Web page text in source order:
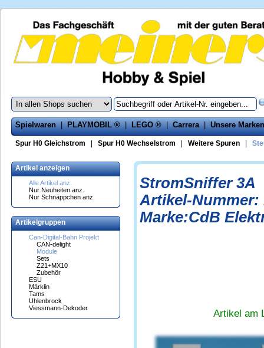
Spielwaren|PLAYMOBIL ®|LEGO ®|Carrera|Unsere Marken
Spur H0 Gleichstrom Spur H0 Wechselstrom Weitere Spuren
Artikel anzeigen
Alle Artikel anz.
Nur Neuheiten anz.
Nur Schnäppchen anz.
Artikelgruppen
Can-Digital-Bahn Projekt
CAN-delight
Module
Sets
Z21+MX10
Zubehör
ESU
Märklin
Tams
Uhlenbrock
Viessmann-Dekoder
StromSniffer 3A
Artikel-Nummer:
Marke:CdB
Artikel am